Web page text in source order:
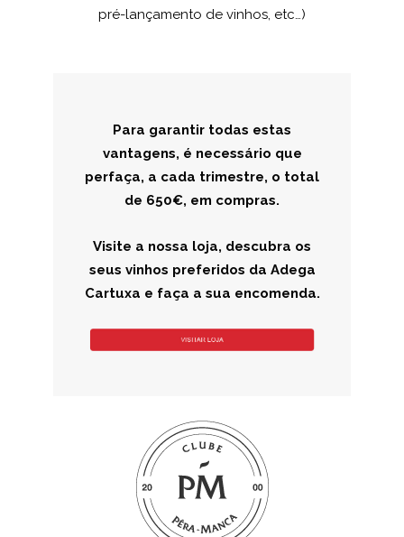
pré-lançamento de vinhos, etc…)
Para garantir todas estas
vantagens, é necessário que
perfaça, a cada trimestre, o total
de 650€, em compras.
Visite a nossa loja, descubra os
seus vinhos preferidos da Adega
Cartuxa e faça a sua encomenda.